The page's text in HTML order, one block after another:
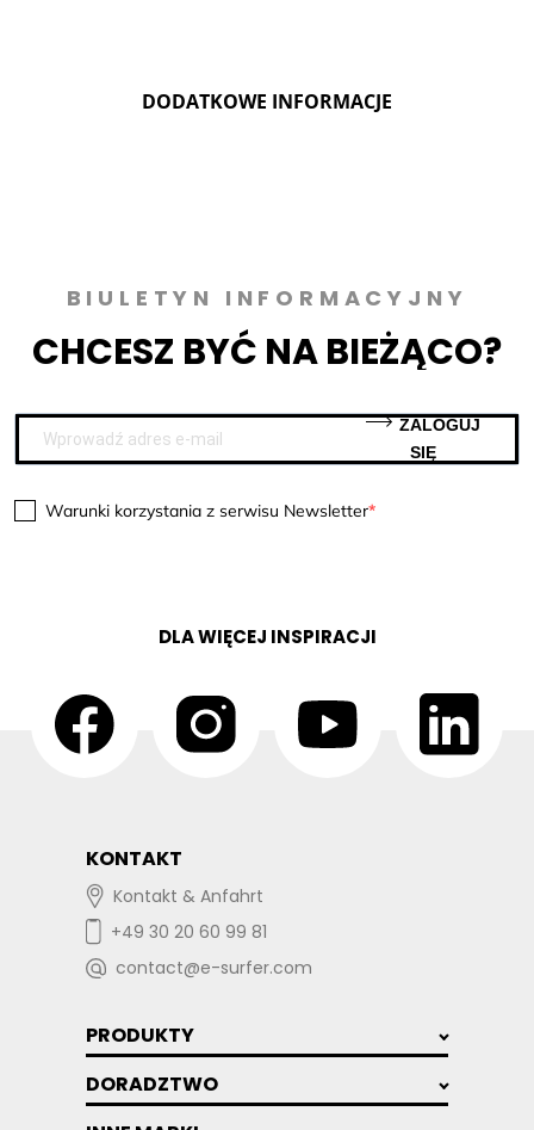
DODATKOWE INFORMACJE
BIULETYN INFORMACYJNY
CHCESZ BYĆ NA BIEŻĄCO?
Warunki korzystania z serwisu Newsletter
SIĘ
DLA WIĘCEJ INSPIRACJI
KONTAKT
Kontakt & Anfahrt
+49 30 20 60 99 81
contact@e-surfer.com
PRODUKTY
DORADZTWO